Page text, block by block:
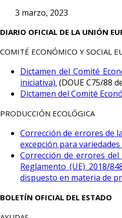
3 marzo, 2023
DIARIO OFICIAL DE LA UNIÓN
COMITÉ ECONÓMICO Y SOCIAL
Dictamen del Comité
iniciativa). (DOUE C75/88
Dictamen del Comité
PRODUCCIÓN ECOLÓGICA
Corrección de errores de
excepción para
Corrección de errores
Reglamento (UE) 2018/
dispuesto en materia de
BOLETÍN OFICIAL DEL ESTADO